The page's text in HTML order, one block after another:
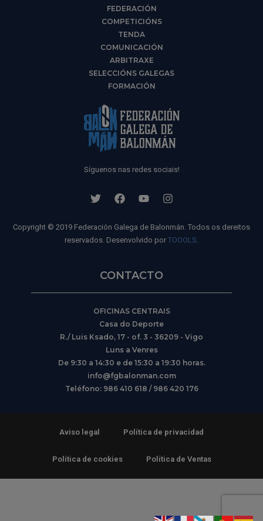
FEDERACIÓN
COMPETICIÓNS
TENDA
COMUNICACIÓN
ARBITRAXE
SELECCIÓNS GALEGAS
FORMACIÓN
Síguenos nas redes sociais!
Copyright © 2019 Federación Galega de Balonmán. Todos os dereitos
reservados. Desenvolvido por TOOOLS
CONTACTO
OFICINAS CENTRAIS
Casa do Deporte
R./ Luis Ksado, 17 - of. 3 - 36209 - Vigo
Luns a Venres
De 9:30 a 14:30 e de 15:30 a 19:30 horas.
info@fgbalonman.com
Teléfono: 986 410 618 / 986 420 176
Aviso legal Política de privacidad
Política de cookies Política de Ventas